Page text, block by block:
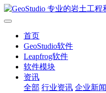
首页
GeoStudio软件
Leapfrog软件
软件模块
资讯
全部 行业资讯 企业新闻